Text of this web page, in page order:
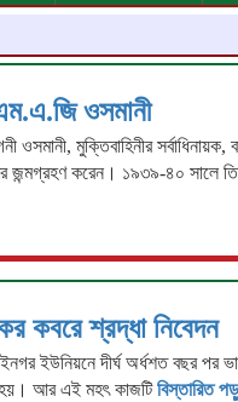
ওসমানী
ওসমানী, মুক্তিবাহিনীর
করেন। ১৯৩৯-৪০ সালে
কবরে শ্রদ্ধা নিবেদন
ইউনিয়নে দীর্ঘ অর্ধশত বছর পর
আর এই মহৎ কাজটিবিস্তারিত